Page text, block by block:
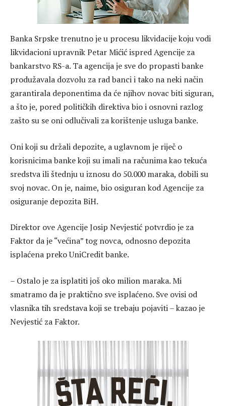
Banka Srpske trenutno je u procesu likvidacije koju vodi
likvidacioni upravnik Petar Mićić ispred Agencije za
bankarstvo RS-a. Ta agencija je sve do propasti banke
produžavala dozvolu za rad banci i tako na neki način
garantirala deponentima da će njihov novac biti siguran,
a što je, pored političkih direktiva bio i osnovni razlog
zašto su se oni odlučivali za korištenje usluga banke.
Oni koji su držali depozite, a uglavnom je riječ o
korisnicima banke koji su imali na računima kao tekuća
sredstva ili štednju u iznosu do 50.000 maraka, dobili su
svoj novac. On je, naime, bio osiguran kod Agencije za
osiguranje depozita BiH.
Direktor ove Agencije Josip Nevjestić potvrdio je za
Faktor da je “većina” tog novca, odnosno depozita
isplaćena preko UniCredit banke.
– Ostalo je za isplatiti još oko milion maraka. Mi
smatramo da je praktično sve isplaćeno. Sve ovisi od
vlasnika tih sredstava koji se trebaju pojaviti – kazao je
Nevjestić za Faktor.